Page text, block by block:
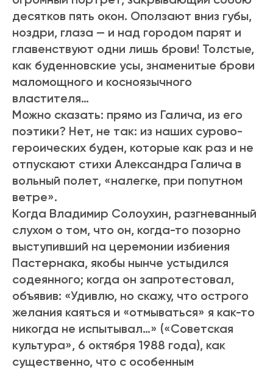
десятков пять окон. Оползают вниз губы,
ноздри, глаза — и над городом парят и
главенствуют одни лишь брови! Толстые,
как буденновские усы, знаменитые брови
маломощного и косноязычного
властителя…
Можно сказать: прямо из Галича, из его
поэтики? Нет, не так: из наших сурово-
героических буден, которые как раз и не
отпускают стихи Александра Галича в
вольный полет, «налегке, при попутном
ветре».
Когда Владимир Солоухин, разгневанный
слухом о том, что он, когда-то позорно
выступивший на церемонии избиения
Пастернака, якобы нынче устыдился
содеянного; когда он запротестовал,
объявив: «Удивлю, но скажу, что острого
желания каяться и «отмываться» я как-то
никогда не испытывал…» («Советская
культура», 6 октября 1988 года), как
существенно, что с особенным